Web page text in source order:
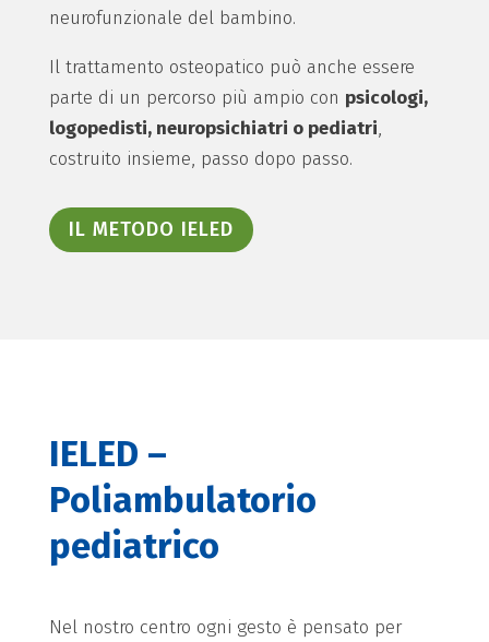
neurofunzionale del bambino.
Il trattamento osteopatico può anche essere
parte di un percorso più ampio con psicologi,
logopedisti, neuropsichiatri o pediatri,
costruito insieme, passo dopo passo.
IL METODO IELED
IELED –
Poliambulatorio
pediatrico
Nel nostro centro ogni gesto è pensato per